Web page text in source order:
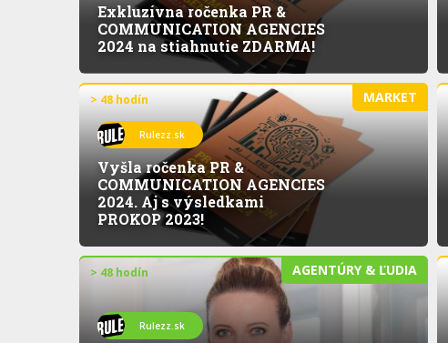
Exkluzívna ročenka PR &
COMMUNICATION AGENCIES
2024 na stiahnutie ZDARMA!
MARKET
> 48 hodín
Rulezz.sk
Vyšla ročenka PR &
COMMUNICATION AGENCIES
2024. Aj s výsledkami
PROKOP 2023!
AGENTÚRY & ĽUDIA
> 48 hodín
Rulezz.sk